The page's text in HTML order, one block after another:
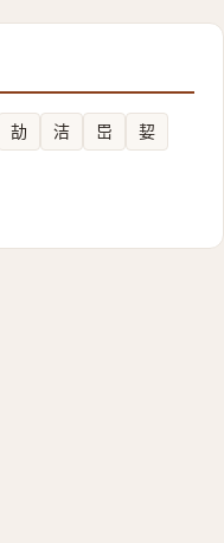
劼 洁 岊
㛃